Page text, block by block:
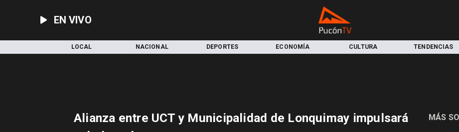
EN VIVO
LOCAL NACIONAL DEPORTES ECONOMÍA CULTURA TENDENCIAS
MÁS
Alianza entre UCT y Municipalidad de Lonquimay impulsará